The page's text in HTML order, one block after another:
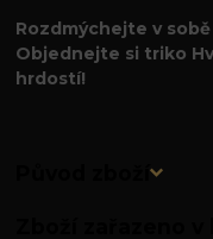
Rozdmýchejte v
Objednejte si triko
hrdostí!
Původ zboží